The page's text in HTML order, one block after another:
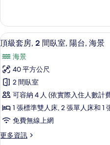
的
所
有
相
片
套
房,
陽
台,
海
景
的
詳
情
顯
示
頂
級
套
房,
2
間
臥
13
頂級套房, 2 間臥室, 陽台, 海景
海景
40 平方公尺
2 間臥室
可容納 4 人 (依實際入住人數計
1 張標準雙人床, 2 張單人床和 1
免費無線上網
更多資訊
更